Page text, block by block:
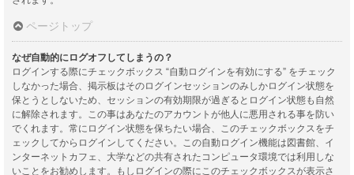
ページトップ
なぜ自動的にログオフしてしまうの？
ログインする際にチェックボックス “自動ログインを有効にする” をチェック
しなかった場合、掲示板はそのログインセッションのみしかログイン状態を
保とうとしないため、セッションの有効期限が過ぎるとログイン状態も自然
に解除されます。この事はあなたのアカウントが他人に悪用される事を防い
でくれます。常にログイン状態を保ちたい場合、このチェックボックスをチ
ェックしてからログインしてください。この自動ログイン機能は図書館、イ
ンターネットカフェ、大学などの共有されたコンピュータ環境では利用しな
いことをお勧めします。もしログインの際にこのチェックボックスが表示さ